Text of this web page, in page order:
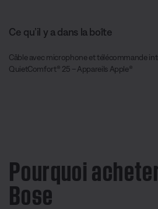
Ce qu’il y a dans la boîte
Câble avec microphone et télécommande
QuietComfort® 25 – Appareils Apple®
Pourquoi
Bose